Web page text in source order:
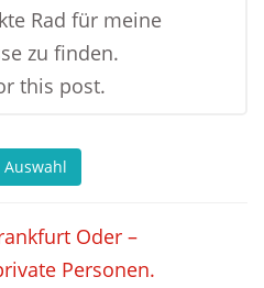
Rad für meine
zu finden.
this post.
Oder –
Personen.